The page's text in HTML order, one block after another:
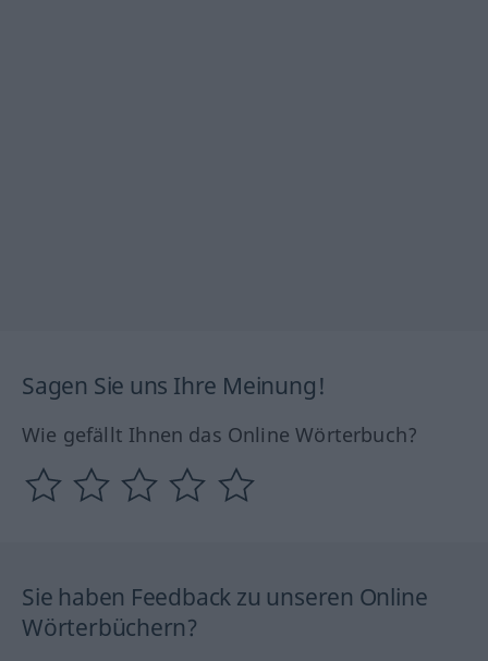
Sagen Sie uns Ihre Meinung!
Wie gefällt Ihnen das Online Wörterbuch?
Sie haben Feedback zu unseren Online
Wörterbüchern?